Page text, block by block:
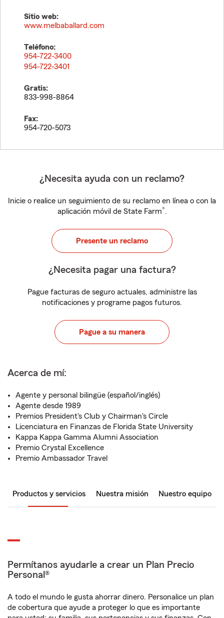
Sitio web:
www.melbaballard.com
Teléfono:
954-722-3400
954-722-3401
Gratis:
833-998-8864
Fax:
954-720-5073
¿Necesita ayuda con un reclamo?
Inicie o realice un seguimiento de su reclamo en línea o con la
aplicación móvil de State Farm®.
Presente un reclamo
¿Necesita pagar una factura?
Pague facturas de seguro actuales, administre las
notificaciones y programe pagos futuros.
Pague a su manera
Acerca de mí:
Agente y personal bilingüe (español/inglés)
Agente desde 1989
Premios President's Club y Chairman's Circle
Licenciatura en Finanzas de Florida State University
Kappa Kappa Gamma Alumni Association
Premio Crystal Excellence
Premio Ambassador Travel
Productos y servicios Nuestra misión Nuestro equipo
Permítanos ayudarle a crear un Plan Precio
Personal®
A todo el mundo le gusta ahorrar dinero. Personalice un plan
de cobertura que ayude a proteger lo que es importante